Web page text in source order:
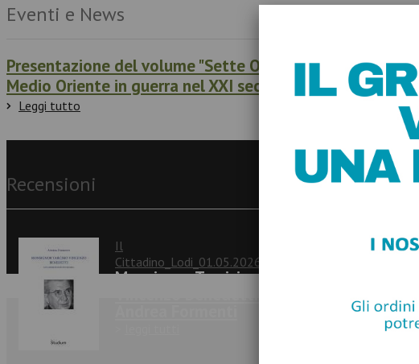
Eventi e News
Presentazione del volume "Sette Ottobre. Il
Medio Oriente in guerra nel XXI secolo"
Leggi tutto
Recensioni
Il
Cittadino_Lodi_01.05.2026_
Monsignor Tarcisio